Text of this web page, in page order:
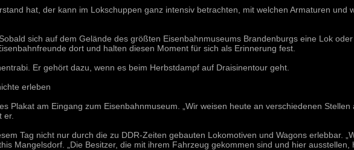
hat, der kann im Lokschuppen ganz intensiv betrachten, mit welchen Armaturen und
sich auf dem Gelände des größten Eisenbahnmuseums Brandenburgs eine Lok
dort und halten diesen Moment für sich als Erinnerung fest.
Er gehört dazu, wenn es beim Herbstdampf auf Draisinentour geht.
erleben
Plakat am Eingang zum Eisenbahnmuseum. „Wir weisen heute an verschiedenen
er.
Tag nicht nur durch die zu DDR-Zeiten gebauten Lokomotiven und Wagons erlebbar.
Mangelsdorf. „Die Besitzer, die mit ihrem Fahrzeug gekommen sind und hier ausstellen,